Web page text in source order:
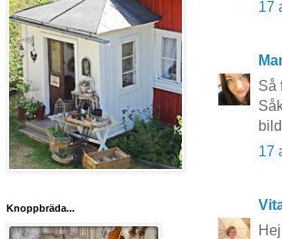
17
Så
17
Knoppbräda...